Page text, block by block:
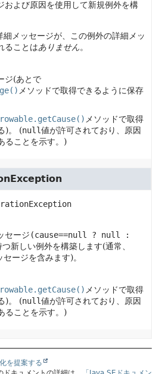
および原因を使用して新規例外を構
細メッセージが、この例外の詳細メッ
ることはありません。
ジ(あとで
メソッドで取得できるように保存
メソッドで取得
。
(null値が許可されており、原因
ることを示す。)
セージ (cause==null ? null :
つ新しい例外を構築します(通常、
ージを含みます)。
メソッドで取得
。
(null値が許可されており、原因
ることを示す。)
を提案する